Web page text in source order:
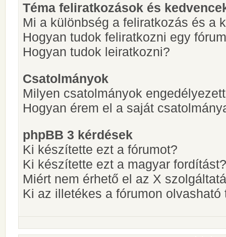
Téma feliratkozások és
Mi a különbség a feliratkozás és a
Hogyan tudok feliratkozni egy
Hogyan tudok leiratkozni?
Csatolmányok
Milyen csatolmányok
Hogyan érem el a saját
phpBB 3 kérdések
Ki készítette ezt a fórumot?
Ki készítette ezt a magyar fordítást?
Miért nem érhető el az X
Ki az illetékes a fórumon